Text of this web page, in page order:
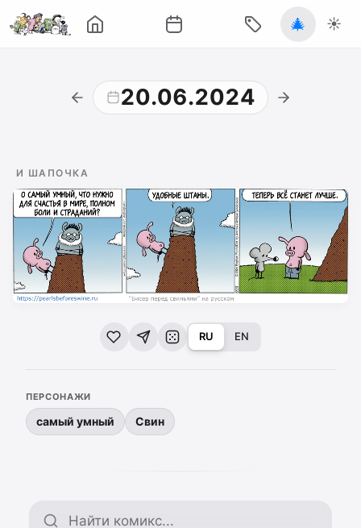
🎄 ☀️
20.06.2024
И ШАПОЧКА
RU EN
ПЕРСОНАЖИ
самый умный Свин